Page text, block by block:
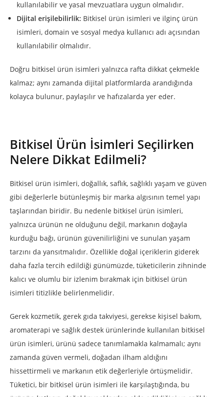
kullanılabilir ve yasal mevzuatlara uygun olmalıdır.
Dijital erişilebilirlik: Bitkisel ürün isimleri ve ilginç ürün
isimleri, domain ve sosyal medya kullanıcı adı açısından
kullanılabilir olmalıdır.
Doğru bitkisel ürün isimleri yalnızca rafta dikkat çekmekle
kalmaz; aynı zamanda dijital platformlarda arandığında
kolayca bulunur, paylaşılır ve hafızalarda yer eder.
Bitkisel Ürün İsimleri Seçilirken
Nelere Dikkat Edilmeli?
Bitkisel ürün isimleri, doğallık, saflık, sağlıklı yaşam ve güven
gibi değerlerle bütünleşmiş bir marka algısının temel yapı
taşlarından biridir. Bu nedenle bitkisel ürün isimleri,
yalnızca ürünün ne olduğunu değil, markanın doğayla
kurduğu bağı, ürünün güvenilirliğini ve sunulan yaşam
tarzını da yansıtmalıdır. Özellikle doğal içeriklerin giderek
daha fazla tercih edildiği günümüzde, tüketicilerin zihninde
kalıcı ve olumlu bir izlenim bırakmak için bitkisel ürün
isimleri titizlikle belirlenmelidir.
Gerek kozmetik, gerek gıda takviyesi, gerekse kişisel bakım,
aromaterapi ve sağlık destek ürünlerinde kullanılan bitkisel
ürün isimleri, ürünü sadece tanımlamakla kalmamalı; aynı
zamanda güven vermeli, doğadan ilham aldığını
hissettirmeli ve markanın etik değerleriyle örtüşmelidir.
Tüketici, bir bitkisel ürün isimleri ile karşılaştığında, bu